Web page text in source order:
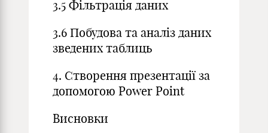
3.5 Фільтрація даних
3.6 Побудова та аналіз даних
зведених таблиць
4. Створення презентації за
допомогою Power Point
Висновки